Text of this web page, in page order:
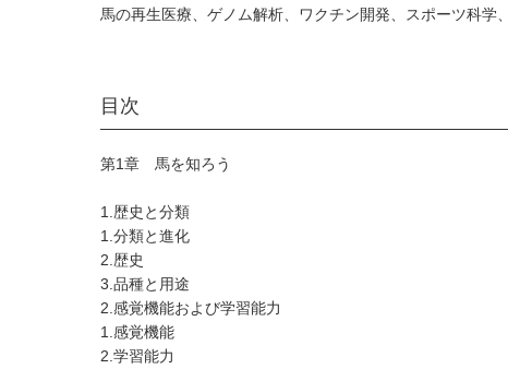
馬の再生医療、ゲノム解析、ワクチン開発、スポーツ科学
目次
第1章 馬を知ろう
1.歴史と分類
1.分類と進化
2.歴史
3.品種と用途
2.感覚機能および学習能力
1.感覚機能
2.学習能力